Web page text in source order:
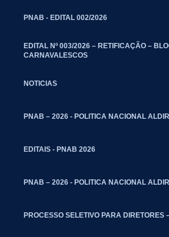
PNAB - EDITAL 002/2026
EDITAL Nº 003/2026 – RETIFICAÇÃO –
CARNAVALESCOS
NOTICIAS
PNAB – 2026 - POLITICA NACIONAL
EDITAIS - PNAB 2026
PNAB – 2026 - POLITICA NACIONAL
PROCESSO SELETIVO PARA DIRETORES